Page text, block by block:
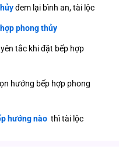
đem lại bình an, tài lộc
phong thủy
tắc khi đặt bếp hợp
hướng bếp hợp phong
hướng nào thì tài lộc